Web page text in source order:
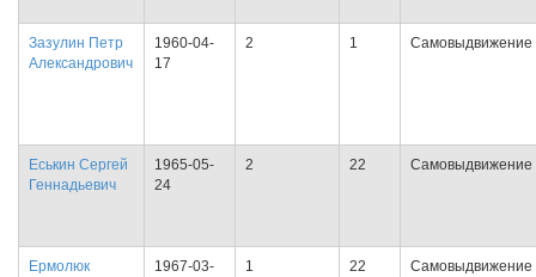
Зазулин Петр
Александрович
1960-04-
17
2 1 Самовыдвижение
Еськин Сергей
Геннадьевич
1965-05-
24
2 22 Самовыдвижение
Ермолюк
1967-03-
1 22 Самовыдвижение